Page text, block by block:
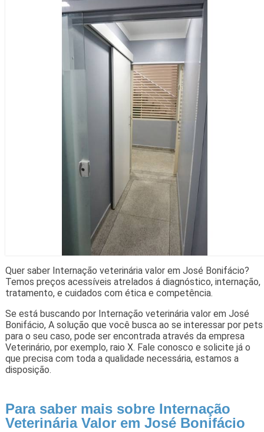
Quer saber Internação veterinária valor em José Bonifácio?
Temos preços acessíveis atrelados á diagnóstico, internação,
tratamento, e cuidados com ética e competência.
Se está buscando por Internação veterinária valor em José
Bonifácio, A solução que você busca ao se interessar por pets
para o seu caso, pode ser encontrada através da empresa
Veterinário, por exemplo, raio X. Fale conosco e solicite já o
que precisa com toda a qualidade necessária, estamos a
disposição.
Para saber mais sobre Internação
Veterinária Valor em José Bonifácio